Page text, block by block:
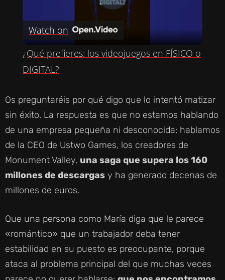
P
Y
V
I
E
O
Watch on
¿Qué prefieres: los videojuegos en FÍSICO o
DIGITAL?
Os preguntaréis por qué digo que lo intentó matizar
sin éxito. La respuesta es que no estamos hablando
de una empresa pequeña ni desconocida: hablamos
de la CEO de Ustwo Games, los creadores de
Monument Valley, una saga que supera los 160
millones de descargas y ha generado decenas de
millones de euros.
Que una persona como María diga que le parece
«romántico» que un trabajador deba tener
estabilidad en su puesto es preocupante, porque
ataca al problema principal del que muchas veces